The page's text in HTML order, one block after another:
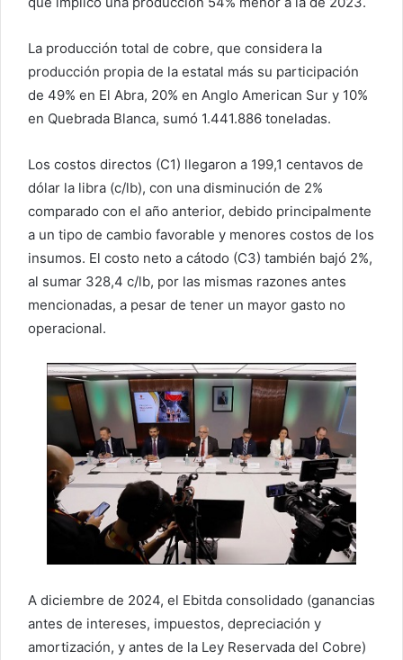
La producción total de cobre, que considera la
producción propia de la estatal más su participación
de 49% en El Abra, 20% en Anglo American Sur y 10%
en Quebrada Blanca, sumó 1.441.886 toneladas.
Los costos directos (C1) llegaron a 199,1 centavos de
dólar la libra (c/lb), con una disminución de 2%
comparado con el año anterior, debido principalmente
a un tipo de cambio favorable y menores costos de los
insumos. El costo neto a cátodo (C3) también bajó 2%,
al sumar 328,4 c/lb, por las mismas razones antes
mencionadas, a pesar de tener un mayor gasto no
operacional.
A diciembre de 2024, el Ebitda consolidado (ganancias
antes de intereses, impuestos, depreciación y
amortización, y antes de la Ley Reservada del Cobre)